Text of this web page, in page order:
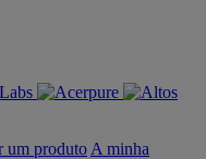
um produto A minha